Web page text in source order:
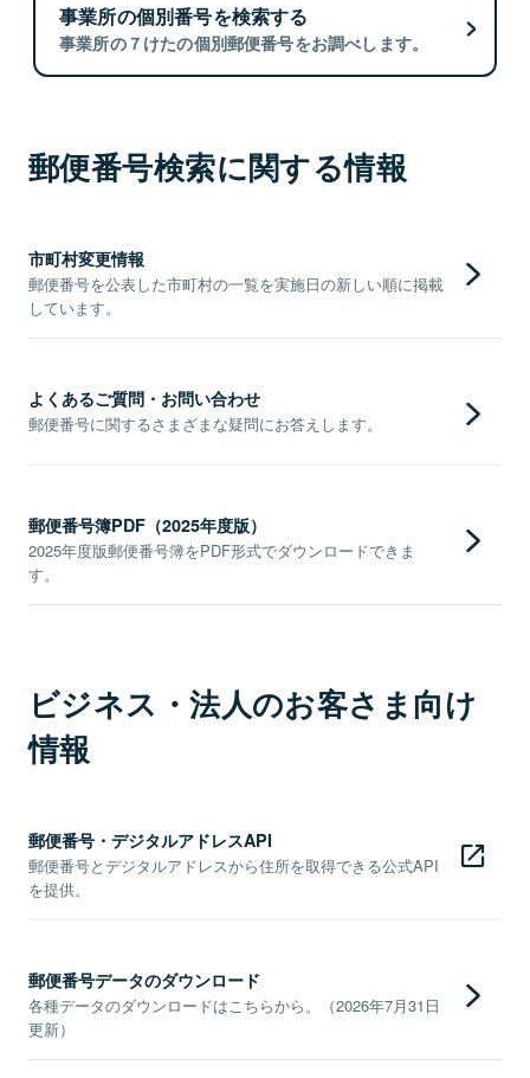
事業所の個別番号を検索する
事業所の７けたの個別郵便番号をお調べします。
郵便番号検索に関する情報
市町村変更情報
郵便番号を公表した市町村の一覧を実施日の新しい順に掲載
しています。
よくあるご質問・お問い合わせ
郵便番号に関するさまざまな疑問にお答えします。
郵便番号簿PDF（2025年度版）
2025年度版郵便番号簿をPDF形式でダウンロードできま
す。
ビジネス・法人のお客さま向け
情報
郵便番号・デジタルアドレスAPI
郵便番号とデジタルアドレスから住所を取得できる公式API
を提供。
郵便番号データのダウンロード
各種データのダウンロードはこちらから。（2026年7月31日
更新）